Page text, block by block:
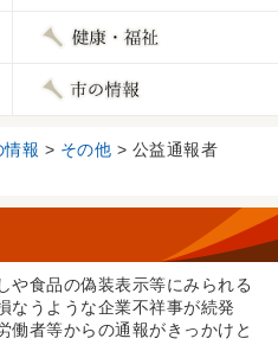
情報 > その他 > 公益通報者
食品の偽装表示等にみられる
なうような企業不祥事が続発
働者等からの通報がきっかけと